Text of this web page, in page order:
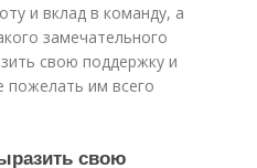
и вклад в команду, а
замечательного
свою поддержку и
пожелать им всего
свою